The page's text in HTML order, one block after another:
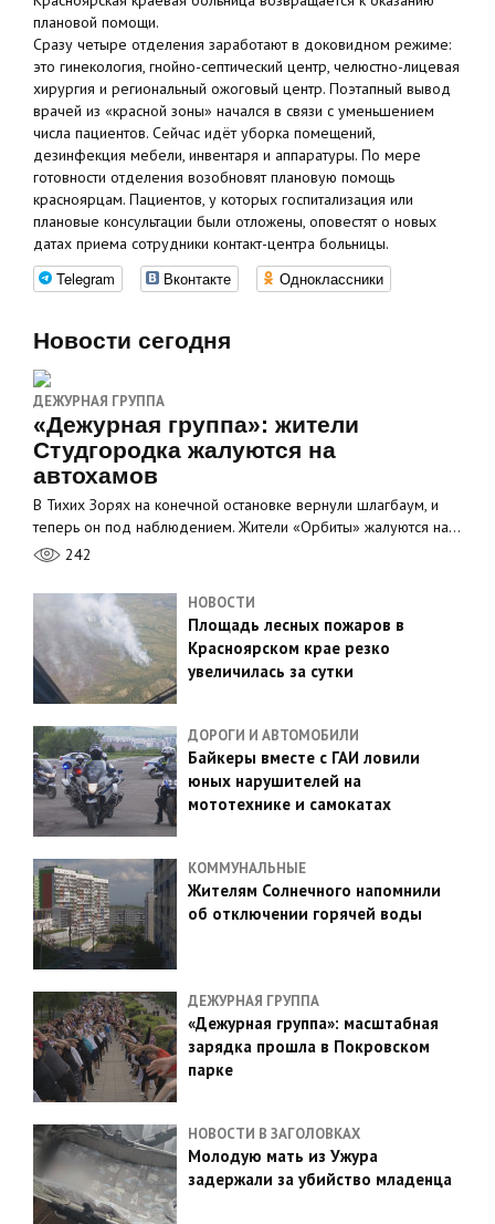
плановой помощи.
Сразу четыре отделения заработают в доковидном режиме:
это гинекология, гнойно-септический центр, челюстно-лицевая
хирургия и региональный ожоговый центр. Поэтапный вывод
врачей из «красной зоны» начался в связи с уменьшением
числа пациентов. Сейчас идёт уборка помещений,
дезинфекция мебели, инвентаря и аппаратуры. По мере
готовности отделения возобновят плановую помощь
красноярцам. Пациентов, у которых госпитализация или
плановые консультации были отложены, оповестят о новых
датах приема сотрудники контакт-центра больницы.
Telegram Вконтакте Одноклассники
Новости сегодня
ДЕЖУРНАЯ ГРУППА
«Дежурная группа»: жители
Студгородка жалуются на
автохамов
В Тихих Зорях на конечной остановке вернули шлагбаум, и
теперь он под наблюдением. Жители «Орбиты» жалуются на…
242
НОВОСТИ
Площадь лесных пожаров в
Красноярском крае резко
увеличилась за сутки
ДОРОГИ И АВТОМОБИЛИ
Байкеры вместе с ГАИ ловили
юных нарушителей на
мототехнике и самокатах
КОММУНАЛЬНЫЕ
Жителям Солнечного напомнили
об отключении горячей воды
ДЕЖУРНАЯ ГРУППА
«Дежурная группа»: масштабная
зарядка прошла в Покровском
парке
НОВОСТИ В ЗАГОЛОВКАХ
Молодую мать из Ужура
задержали за убийство младенца